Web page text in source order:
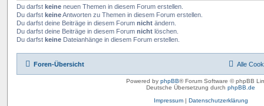
Du darfst keine neuen Themen in diesem Forum erstellen.
Du darfst keineAntworten zu Themen in diesem Forum erstellen.
Du darfst deine Beiträge in diesem Forum nicht ändern.
Du darfst deine Beiträge in diesem Forum nicht löschen.
Du darfst keine Dateianhänge in diesem Forum erstellen.
Foren-Übersicht Alle
Powered by phpBB® Forum Software © phpBB
Deutsche Übersetzung durch phpBB.de
Impressum| Datenschutzerklärung